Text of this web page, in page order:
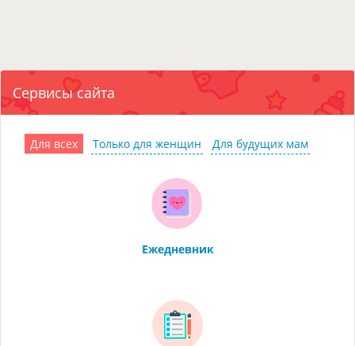
Сервисы сайта
Для всех Только для женщин Для будущих мам
Ежедневник